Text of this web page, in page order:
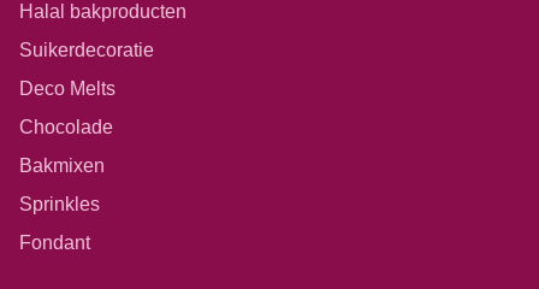
Halal bakproducten
Suikerdecoratie
Deco Melts
Chocolade
Bakmixen
Sprinkles
Fondant